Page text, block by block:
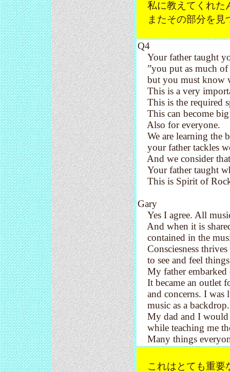
私に教えてくれた
またその部分を見
Q4
Your father taught
”you put as much of
but you must know
This is a very
This is the required
This can become
Also for everyone.
We are learning the
your father tackles
And we consider
Your father taught
This is Spirit of
Gary
Yes I agree. All
And when it is
contained in the
Consciesness
to see and feel
My father embarked
It became an outlet
and concerns. I was
music as a backdrop.
My dad and I would
while teaching me
Many things
これはとても重要